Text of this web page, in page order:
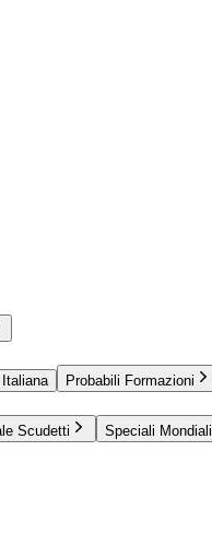
Probabili Formazioni
Scudetti Speciali Mondiali